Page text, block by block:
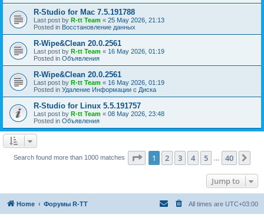
R-Studio for Mac 7.5.191788
Last post by R-tt Team « 25 May 2026, 21:13
Posted in Восстановление данных
R-Wipe&Clean 20.0.2561
Last post by R-tt Team « 16 May 2026, 01:19
Posted in Объявления
R-Wipe&Clean 20.0.2561
Last post by R-tt Team « 16 May 2026, 01:19
Posted in Удаление Информации с Диска
R-Studio for Linux 5.5.191757
Last post by R-tt Team « 08 May 2026, 23:48
Posted in Объявления
Search found more than 1000 matches Page 1of 40
1 2 3 4 5 40
Jump to
Home Форумы R-TT All times are UTC+03:00